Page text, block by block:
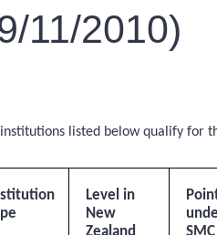
11/2010)
listed below qualify for
Level in
New
Zealand
SMC